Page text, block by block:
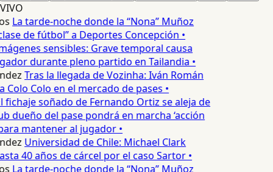
VIVO
La tarde-noche donde la “Nona” Muñoz
de fútbol” a Deportes Concepción •
sensibles: Grave temporal causa
durante pleno partido en Tailandia •
Tras la llegada de Vozinha: Iván Román
Colo en el mercado de pases •
fichaje soñado de Fernando Ortiz se aleja de
dueño del pase pondrá en marcha ‘acción
mantener al jugador •
Universidad de Chile: Michael Clark
40 años de cárcel por el caso Sartor •
La tarde-noche donde la “Nona” Muñoz